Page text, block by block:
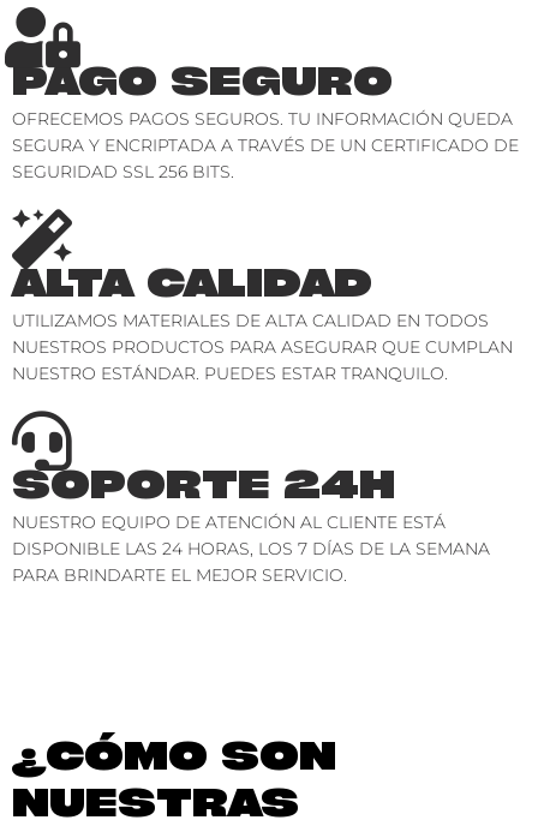
PAGO SEGURO
OFRECEMOS PAGOS SEGUROS. TU INFORMACIÓN QUEDA
SEGURA Y ENCRIPTADA A TRAVÉS DE UN CERTIFICADO DE
SEGURIDAD SSL 256 BITS.
ALTA CALIDAD
UTILIZAMOS MATERIALES DE ALTA CALIDAD EN TODOS
NUESTROS PRODUCTOS PARA ASEGURAR QUE CUMPLAN
NUESTRO ESTÁNDAR. PUEDES ESTAR TRANQUILO.
SOPORTE 24H
NUESTRO EQUIPO DE ATENCIÓN AL CLIENTE ESTÁ
DISPONIBLE LAS 24 HORAS, LOS 7 DÍAS DE LA SEMANA
PARA BRINDARTE EL MEJOR SERVICIO.
¿CÓMO SON
NUESTRAS